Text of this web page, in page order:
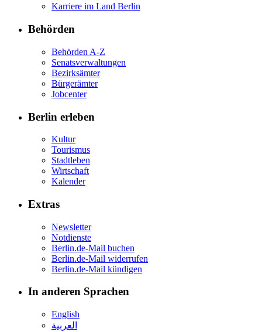
Karriere im Land Berlin
Behörden
Behörden A-Z
Senatsverwaltungen
Bezirksämter
Bürgerämter
Jobcenter
Berlin erleben
Kultur
Tourismus
Stadtleben
Wirtschaft
Kalender
Extras
Newsletter
Notdienste
Berlin.de-Mail buchen
Berlin.de-Mail widerrufen
Berlin.de-Mail kündigen
In anderen Sprachen
English
العربية